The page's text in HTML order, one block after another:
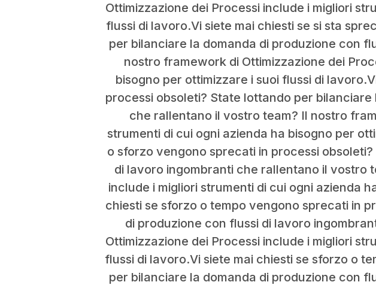
Ottimizzazione dei Processi include i migliori
flussi di lavoro.Vi siete mai chiesti se si sta
per bilanciare la domanda di produzione con
nostro framework di Ottimizzazione dei
bisogno per ottimizzare i suoi flussi di
processi obsoleti? State lottando per
che rallentano il vostro team? Il nostro
strumenti di cui ogni azienda ha bisogno per
o sforzo vengono sprecati in processi
di lavoro ingombranti che rallentano il vostro
include i migliori strumenti di cui ogni azienda
chiesti se sforzo o tempo vengono sprecati in
di produzione con flussi di lavoro
Ottimizzazione dei Processi include i migliori
flussi di lavoro.Vi siete mai chiesti se sforzo o
per bilanciare la domanda di produzione con